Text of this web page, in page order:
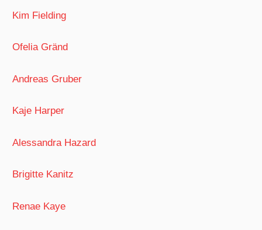
Kim Fielding
Ofelia Gränd
Andreas Gruber
Kaje Harper
Alessandra Hazard
Brigitte Kanitz
Renae Kaye